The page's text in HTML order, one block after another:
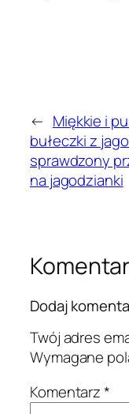
← Miękkie i
bułeczki z
sprawdzony
na jagodzianki
Dodaj
Twój adres
Wymagane
Komentarz*